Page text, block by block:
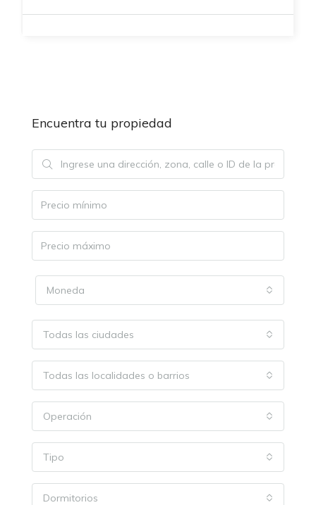
Encuentra tu propiedad
Moneda
Todas las ciudades
Todas las localidades o barrios
Operación
Tipo
Dormitorios